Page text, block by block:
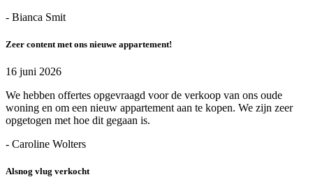
- Bianca Smit
Zeer content met ons nieuwe appartement!
16 juni 2026
We hebben offertes opgevraagd voor de verkoop van ons oude
woning en om een nieuw appartement aan te kopen. We zijn zeer
opgetogen met hoe dit gegaan is.
- Caroline Wolters
Alsnog vlug verkocht